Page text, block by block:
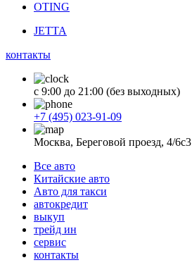
OTING
JETTA
контакты
с 9:00 до 21:00 (без выходных)
+7 (495) 023-91-09
Москва, Береговой проезд, 4/6с3
Все авто
Китайские авто
Авто для такси
автокредит
выкуп
трейд ин
сервис
контакты